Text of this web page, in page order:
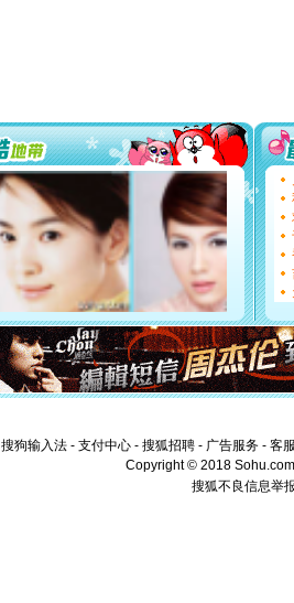
你太多，
要平安
[圣诞节]
能正大
都要快乐
[圣诞节]
如意,快
[元旦]
看
断电。
你是我
[元旦]如
起；二是
离。水晶
[元旦]当
泣，这痛
[春节] 风
颜！冬去
道一声平
[春节]传
搜狗输入法 - 支付中心 - 搜狐招聘 - 广告服务 - 客
Copyright © 2018
搜狐不良信息举